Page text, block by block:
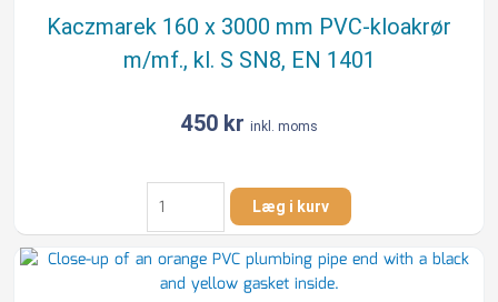
kl.
S
SN8,
13476
Kaczmarek 160 x 3000 mm PVC-kloakrør
m/mf., kl. S SN8, EN 1401
450 kr inkl. moms
Kaczmarek
160
x
3000
mm
Læg i kurv